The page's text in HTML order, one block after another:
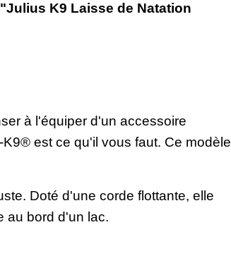
"Julius K9 Laisse de Natation
à l'équiper d'un accessoire
K9® est ce qu'il vous faut. Ce modèle
Doté d'une corde flottante, elle
au bord d'un lac.